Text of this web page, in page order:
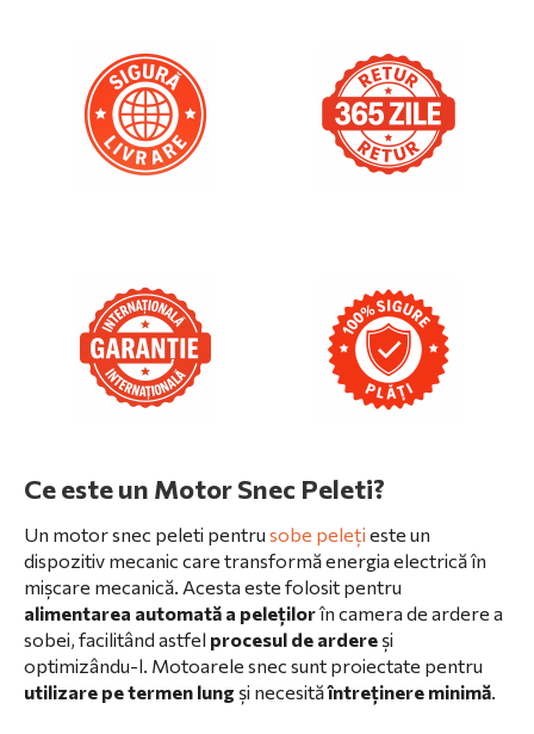
Ce este un Motor Snec Peleti?
Un motor snec peleti pentru sobe peleți este un
dispozitiv mecanic care transformă energia electrică în
mișcare mecanică. Acesta este folosit pentru
alimentarea automată a pelețilorîn camera de ardere a
sobei, facilitând astfel procesul de ardere și
optimizându-l. Motoarele snec sunt proiectate pentru
utilizare pe termen lung și necesităîntreținere minimă